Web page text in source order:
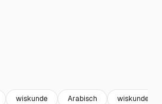
wiskunde Arabisch wiskunde